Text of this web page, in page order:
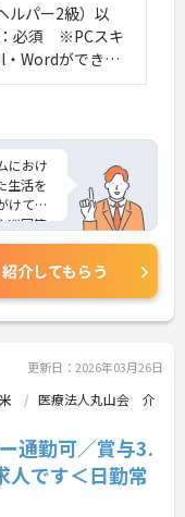
ルパー2級）以
：必須 ※PCスキ
・Wordができる
におけ
生活を
けてい
巡回等
ート
いたし
紹介してもらう
更新日：2026年03月26日
医療法人丸山会 介
通勤可／賞与3.
人です＜日勤常